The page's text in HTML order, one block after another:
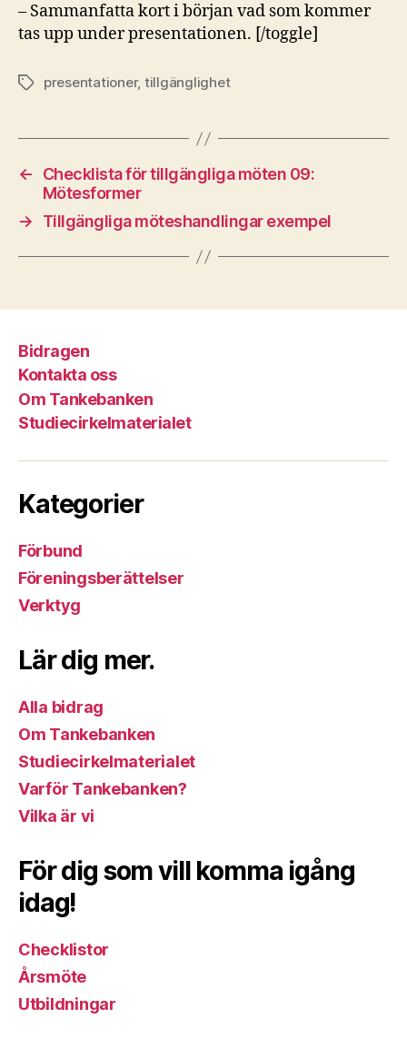
– Sammanfatta kort i början vad som kommer
tas upp under presentationen. [/toggle]
Etiketterpresentationer, tillgänglighet
←
Checklista för tillgängliga möten 09:
Mötesformer
→
Tillgängliga möteshandlingar exempel
Bidragen
Kontakta oss
Om Tankebanken
Studiecirkelmaterialet
Kategorier
Förbund
Föreningsberättelser
Verktyg
Lär dig mer.
Alla bidrag
Om Tankebanken
Studiecirkelmaterialet
Varför Tankebanken?
Vilka är vi
För dig som vill komma igång
idag!
Checklistor
Årsmöte
Utbildningar